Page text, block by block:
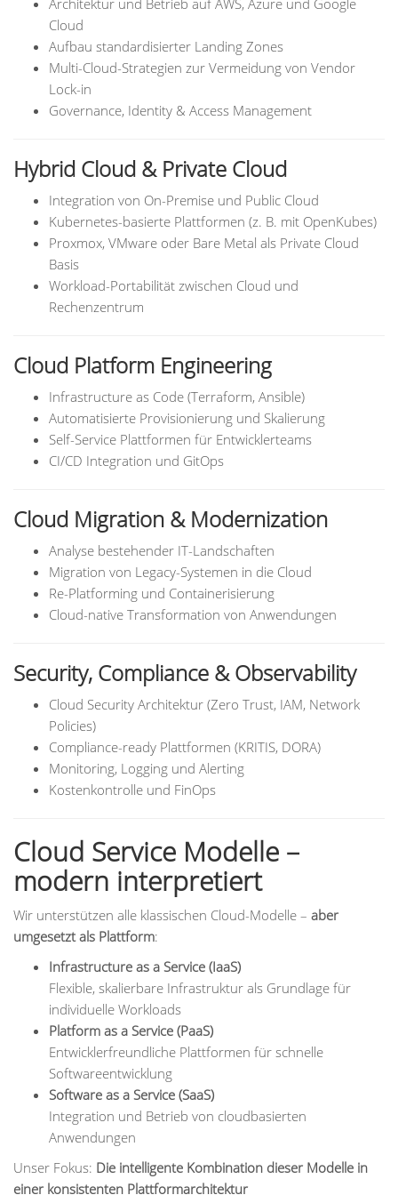
Architektur und Betrieb auf AWS, Azure und Google
Cloud
Aufbau standardisierter Landing Zones
Multi-Cloud-Strategien zur Vermeidung von Vendor
Lock-in
Governance, Identity & Access Management
Hybrid Cloud & Private Cloud
Integration von On-Premise und Public Cloud
Kubernetes-basierte Plattformen (z. B. mit OpenKubes)
Proxmox, VMware oder Bare Metal als Private Cloud
Basis
Workload-Portabilität zwischen Cloud und
Rechenzentrum
Cloud Platform Engineering
Infrastructure as Code (Terraform, Ansible)
Automatisierte Provisionierung und Skalierung
Self-Service Plattformen für Entwicklerteams
CI/CD Integration und GitOps
Cloud Migration & Modernization
Analyse bestehender IT-Landschaften
Migration von Legacy-Systemen in die Cloud
Re-Platforming und Containerisierung
Cloud-native Transformation von Anwendungen
Security, Compliance & Observability
Cloud Security Architektur (Zero Trust, IAM, Network
Policies)
Compliance-ready Plattformen (KRITIS, DORA)
Monitoring, Logging und Alerting
Kostenkontrolle und FinOps
Cloud Service Modelle –
modern interpretiert
Wir unterstützen alle klassischen Cloud-Modelle – aber
umgesetzt als Plattform:
Infrastructure as a Service (IaaS)
Flexible, skalierbare Infrastruktur als Grundlage für
individuelle Workloads
Platform as a Service (PaaS)
Entwicklerfreundliche Plattformen für schnelle
Softwareentwicklung
Software as a Service (SaaS)
Integration und Betrieb von cloudbasierten
Anwendungen
Unser Fokus: Die intelligente Kombination dieser Modelle in
einer konsistenten Plattformarchitektur